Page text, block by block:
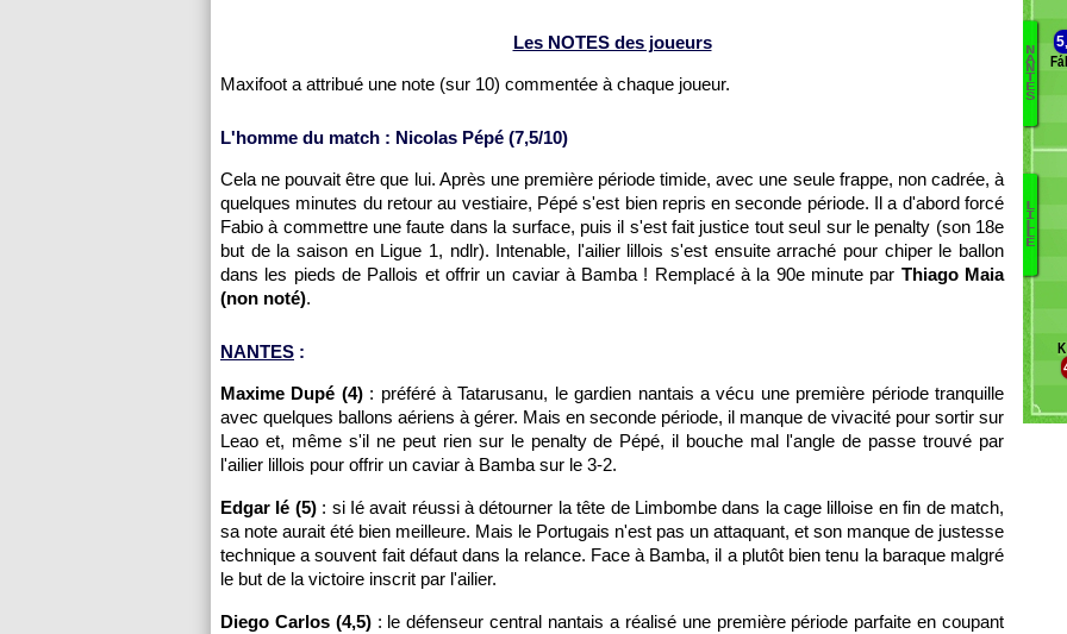
Les NOTES des joueurs
Maxifoot a attribué une note (sur 10) commentée à chaque joueur.
L'homme du match : Nicolas Pépé (7,5/10)
Cela ne pouvait être que lui. Après une première période timide, avec une seule frappe, non cadrée, à
quelques minutes du retour au vestiaire, Pépé s'est bien repris en seconde période. Il a d'abord forcé
Fabio à commettre une faute dans la surface, puis il s'est fait justice tout seul sur le penalty (son 18e
but de la saison en Ligue 1, ndlr). Intenable, l'ailier lillois s'est ensuite arraché pour chiper le ballon
dans les pieds de Pallois et offrir un caviar à Bamba ! Remplacé à la 90e minute par Thiago Maia
(non noté).
NANTES :
Maxime Dupé (4): préféré à Tatarusanu, le gardien nantais a vécu une première période tranquille
avec quelques ballons aériens à gérer. Mais en seconde période, il manque de vivacité pour sortir sur
Leao et, même s'il ne peut rien sur le penalty de Pépé, il bouche mal l'angle de passe trouvé par
l'ailier lillois pour offrir un caviar à Bamba sur le 3-2.
Edgar Ié (5): si Ié avait réussi à détourner la tête de Limbombe dans la cage lilloise en fin de match,
sa note aurait été bien meilleure. Mais le Portugais n'est pas un attaquant, et son manque de justesse
technique a souvent fait défaut dans la relance. Face à Bamba, il a plutôt bien tenu la baraque malgré
le but de la victoire inscrit par l'ailier.
Diego Carlos (4,5): le défenseur central nantais a réalisé une première période parfaite en coupant
N
A
N
E
S
L
I
L
L
E
5